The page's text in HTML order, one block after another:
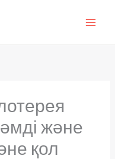
және
қол